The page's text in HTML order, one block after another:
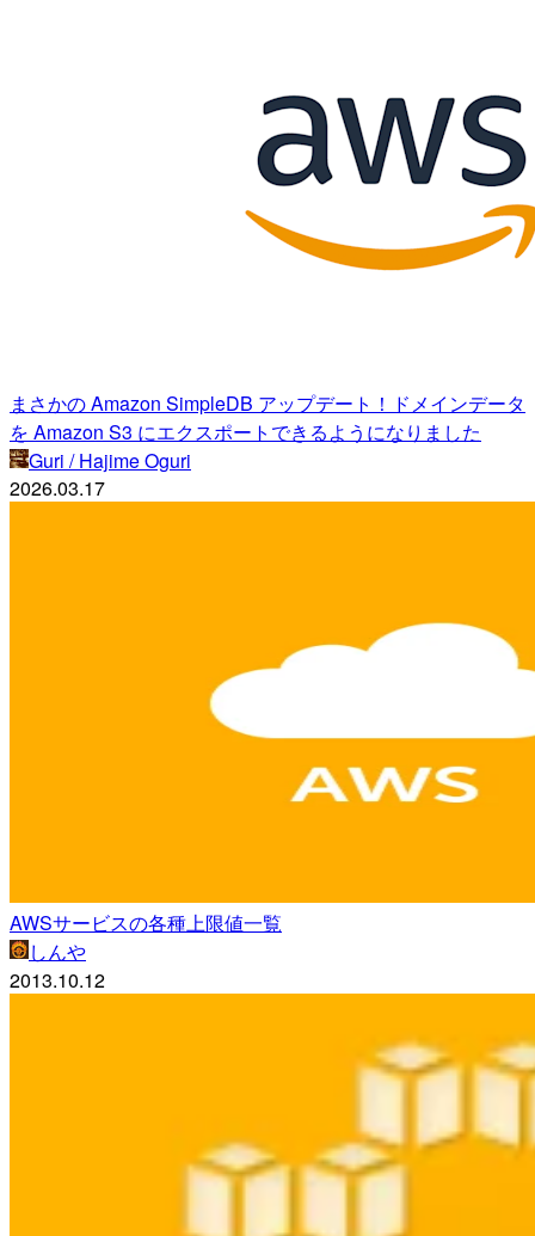
まさかの Amazon SimpleDB アップデート！ドメインデータ
を Amazon S3 にエクスポートできるようになりました
Guri / Hajime Oguri
2026.03.17
AWSサービスの各種上限値一覧
しんや
2013.10.12